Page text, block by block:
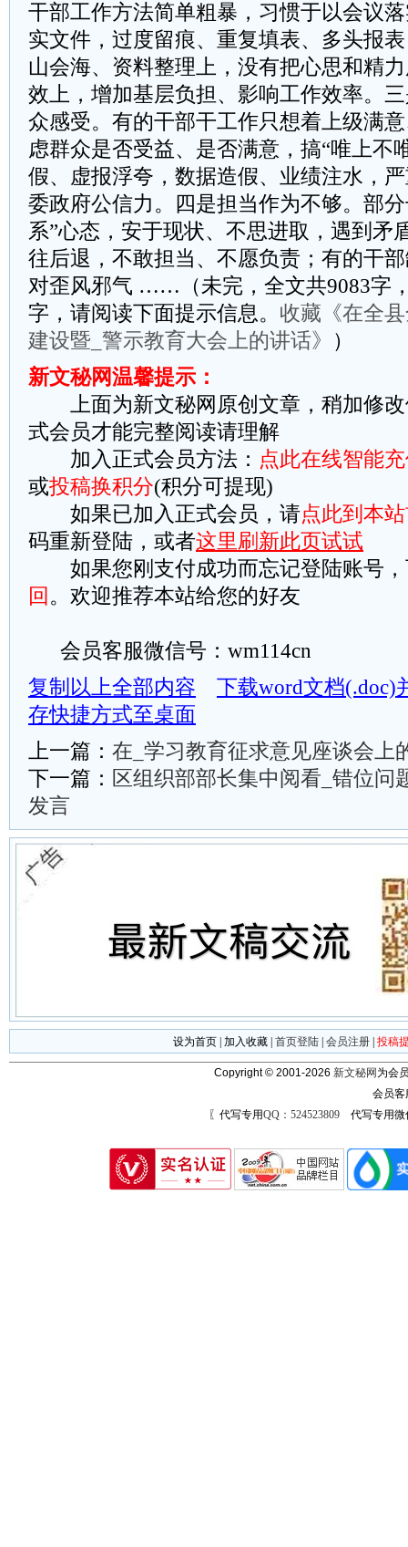
干部工作方法简单粗暴，习惯于以会议
实文件，过度留痕、重复填表、多头报
山会海、资料整理上，没有把心思和精
效上，增加基层负担、影响工作效率。
众感受。有的干部干工作只想着上级满
虑群众是否受益、是否满意，搞“唯上不
假、虚报浮夸，数据造假、业绩注水，
委政府公信力。四是担当作为不够。部
系”心态，安于现状、不思进取，遇到矛
往后退，不敢担当、不愿负责；有的干
对歪风邪气 ……（未完，全文共9083字
字，请阅读下面提示信息。 收藏《在全
建设暨_警示教育大会上的讲话》
）
新文秘网温馨提示：
上面为新文秘网原创文章，稍加修改
式会员才能完整阅读请理解
加入正式会员方法： 点此在线智能
或投稿换积分(积分可提现)
如果已加入正式会员，请点此到本
码重新登陆，或者这里刷新此页试试
如果您刚支付成功而忘记登陆账号，
回 。欢迎推荐本站给您的好友
会员客服微信号：wm114cn
复制以上全部内容
下载word文档(.doc)
存快捷方式至桌面
上一篇： 在_学习教育征求意见座谈会上
下一篇： 区组织部部长集中阅看_错位问
发言
设为首页 加入收藏 首页登陆 会员注册 投稿
Copyright © 2001-2026 新文秘网 为会
会员
〖代写专用QQ：524523809代写专用微